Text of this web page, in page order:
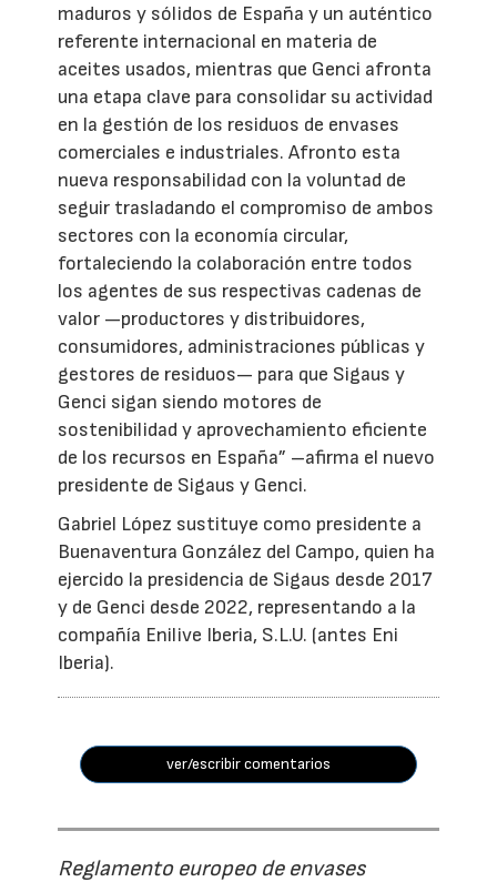
maduros y sólidos de España y un auténtico
referente internacional en materia de
aceites usados, mientras que Genci afronta
una etapa clave para consolidar su actividad
en la gestión de los residuos de envases
comerciales e industriales. Afronto esta
nueva responsabilidad con la voluntad de
seguir trasladando el compromiso de ambos
sectores con la economía circular,
fortaleciendo la colaboración entre todos
los agentes de sus respectivas cadenas de
valor —productores y distribuidores,
consumidores, administraciones públicas y
gestores de residuos— para que Sigaus y
Genci sigan siendo motores de
sostenibilidad y aprovechamiento eficiente
de los recursos en España” –afirma el nuevo
presidente de Sigaus y Genci.
Gabriel López sustituye como presidente a
Buenaventura González del Campo, quien ha
ejercido la presidencia de Sigaus desde 2017
y de Genci desde 2022, representando a la
compañía Enilive Iberia, S.L.U. (antes Eni
Iberia).
ver/escribir comentarios
Reglamento europeo de envases